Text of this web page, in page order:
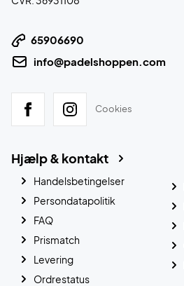
65906690
info@padelshoppen.com
Cookies
Hjælp & kontakt
Handelsbetingelser
Persondatapolitik
FAQ
Prismatch
Levering
Ordrestatus